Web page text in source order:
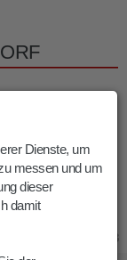
Dienste, um
messen und um
dieser
damit